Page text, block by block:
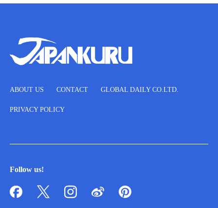
ABOUT US CONTACT GLOBAL DAILY CO.LTD.
PRIVACY POLICY
Follow us!